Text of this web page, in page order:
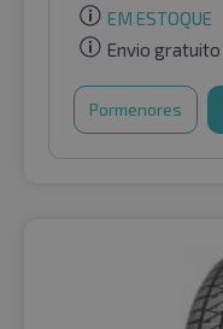
EM ESTOQUE
Envio gratuito
Pormenores